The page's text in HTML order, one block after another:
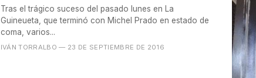
Tras el trágico suceso del pasado lunes en La
Guineueta, que terminó con Michel Prado en estado de
coma, varios...
IVÁN TORRALBO — 23 DE SEPTIEMBRE DE 2016